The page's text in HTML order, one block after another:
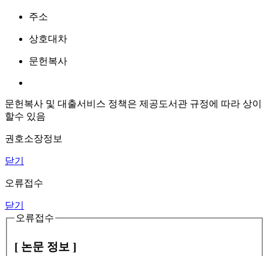
주소
상호대차
문헌복사
문헌복사 및 대출서비스 정책은 제공도서관 규정에 따라 상이
할수 있음
권호소장정보
닫기
오류접수
닫기
오류접수
[ 논문 정보 ]